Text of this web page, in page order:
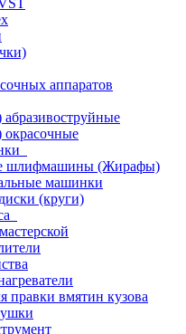
аппаратов
шлифмашины (Жирафы)
машинки
(круги)
правки вмятин кузова